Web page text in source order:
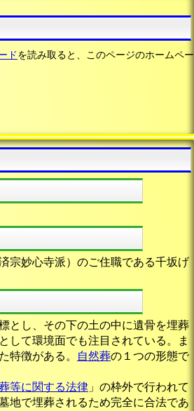
ドを読み取ると、このページのホームペー
宗妙心寺派）のご住職である千坂げ
とし、その下の土の中に遺骨を埋葬
して環境面でも注目されている。ま
特徴がある。
自然葬の１つの形態で
等に関する法律 」の枠外で行われて
地で埋葬されるため完全に合法であ